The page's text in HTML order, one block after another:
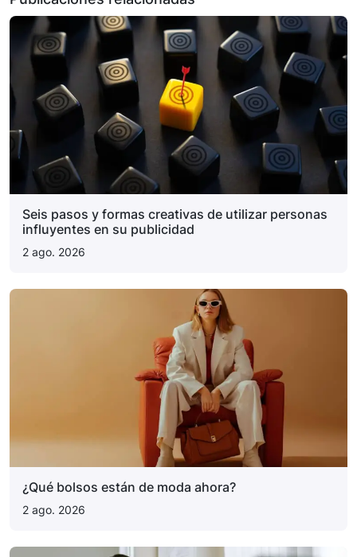
Seis pasos y formas creativas de utilizar personas
influyentes en su publicidad
2 ago. 2026
¿Qué bolsos están de moda ahora?
2 ago. 2026